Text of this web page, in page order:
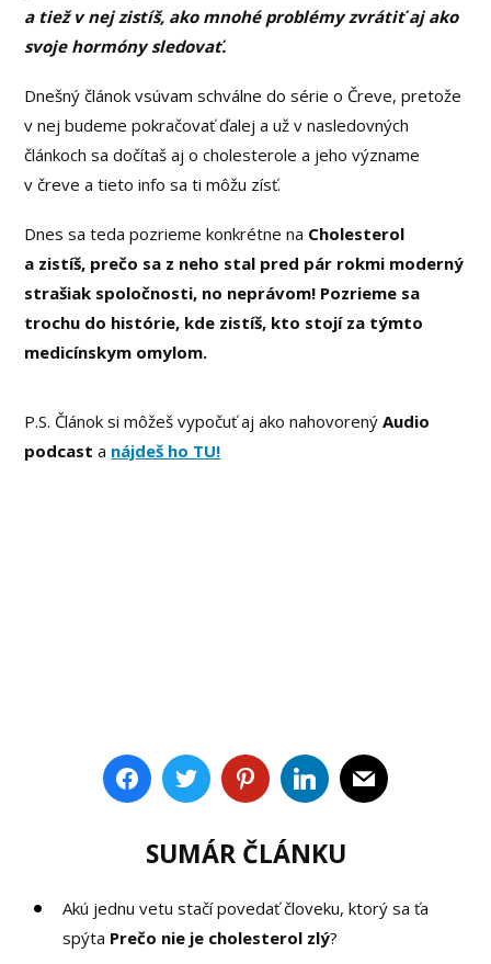
a tiež v nej zistíš, ako mnohé problémy zvrátiť aj ako
svoje hormóny sledovať.
Dnešný článok vsúvam schválne do série o Čreve, pretože
v nej budeme pokračovať ďalej a už v nasledovných
článkoch sa dočítaš aj o cholesterole a jeho význame
v čreve a tieto info sa ti môžu zísť.
Dnes sa teda pozrieme konkrétne na Cholesterol
a zistíš, prečo sa z neho stal pred pár rokmi moderný
strašiak spoločnosti, no neprávom! Pozrieme sa
trochu do histórie, kde zistíš, kto stojí za týmto
medicínskym omylom.
P.S. Článok si môžeš vypočuť aj ako nahovorenýAudio
podcast a nájdeš ho TU!
SUMÁR ČLÁNKU
Akú jednu vetu stačí povedať človeku, ktorý sa ťa
spýta Prečo nie je cholesterol zlý?